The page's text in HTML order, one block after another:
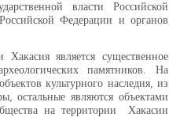
власти Российской
Федерации и органов
является существенное
памятников. На
культурного наследия, из
остальные являются объектами
на территории Хакасии